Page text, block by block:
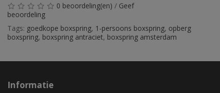
0 beoordeling(en) / Geef
beoordeling
Tags: goedkope boxspring, 1-persoons boxspring, opberg
boxspring, boxspring antraciet, boxspring amsterdam
Informatie